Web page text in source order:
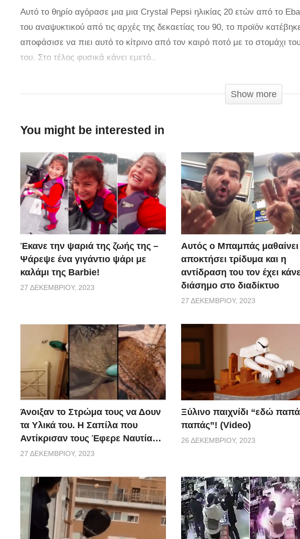
Αυτό το θηρίο αγόρασε μια μια Crystal Pepsi ηλικίας 20 ετών από το
του αναψυκτικού από τις αρχές της δεκαετίας του 90, το προϊόν
αποφάσισε να πιει αυτό το κίτρινο από τον καιρό ποτό με το στομάχι
του. Στο τέλος φυσικά κάνει εμετό..
Show more
You might be interested in
Έκανε την ψαριά της ζωής της –
Ψάρεψε ένα γιγάντιο ψάρι με
καλάμι της Barbie!
27 ΔΕΚΕΜΒΡΊΟΥ, 2023
Αυτός ο Μπαμπάς μαθαίνει
αποκτήσει τρίδυμα και η
αντίδραση του τον έχει
διάσημο στο διαδίκτυο
27 ΔΕΚΕΜΒΡΊΟΥ, 2023
Άνοιξαν το Στρώμα τους να Δουν
τα Υλικά του. Η Σαπίλα που
Αντίκρισαν τους Έφερε Ναυτία…
27 ΔΕΚΕΜΒΡΊΟΥ, 2023
Ξύλινο παιχνίδι “εδώ
παπάς”! (Video)
26 ΔΕΚΕΜΒΡΊΟΥ, 2023